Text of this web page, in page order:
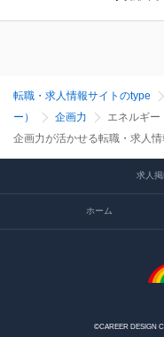
転職・求人情報サイトのtype
ー）
企画力
エネルギー
企画力が活かせる転職・求人
求人
ホーム
©CAREER DESIGN